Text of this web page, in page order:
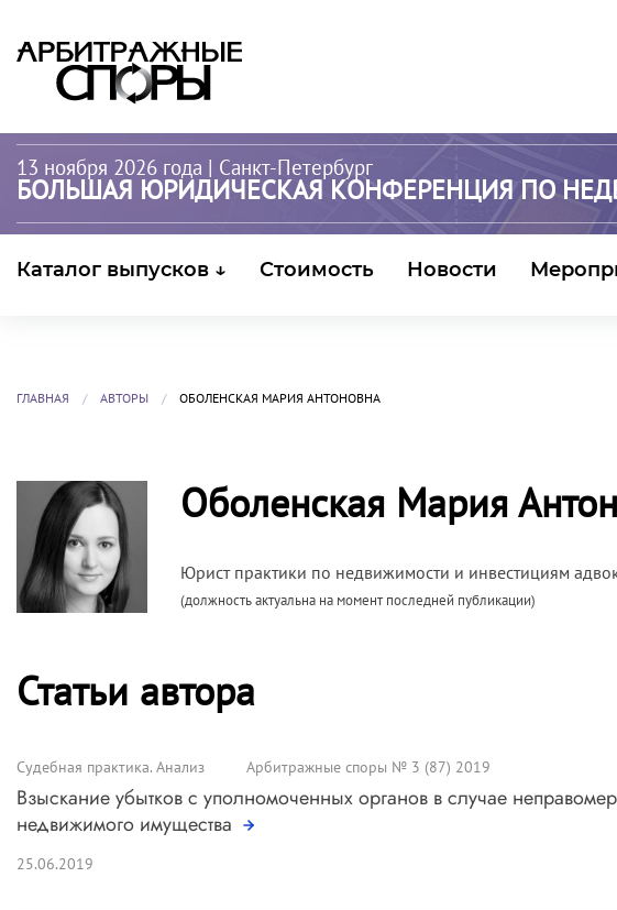
13 ноября 2026 года | Санкт-Петербург
БОЛЬШАЯ ЮРИДИЧЕСКАЯ КОНФЕРЕНЦИЯ ПО
Каталог выпусков ↓ Стоимость Новости
ГЛАВНАЯ АВТОРЫ ОБОЛЕНСКАЯ МАРИЯ АНТОНОВНА
Оболенская Мария
Юрист практики по недвижимости и инвестициям
(должность актуальна на момент последней публикации)
Статьи автора
Судебная практика. Анализ Арбитражные споры № 3 (87) 2019
Взыскание убытков с уполномоченных органов в случае
недвижимого имущества
25.06.2019